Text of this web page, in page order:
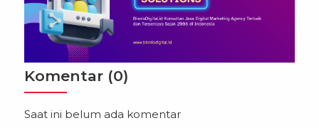
Komentar (0)
Saat ini belum ada komentar